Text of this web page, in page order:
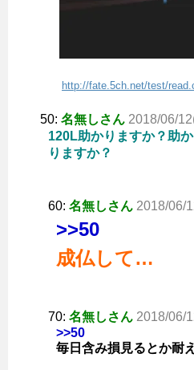
http://fate.5ch.net/test/
50: 名無しさん 2018/06/
120L助かりますか？助
りますか？
60: 名無しさん 2018/06/
>>50
成仏して…
70: 名無しさん 2018/06/
>>50
毎日含み損見るとか耐